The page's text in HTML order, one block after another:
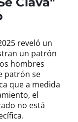
reveló un
un patrón
hombres
patrón se
que a medida
el
no está